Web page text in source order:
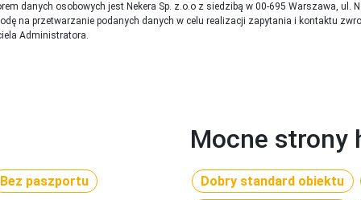
opiekę rezydenta. Dodatkowo w przypadku imprez
za wylot z lotniska lokalnego, transfer lotnisko-hotel-
opieka polskojęzycznego rezydenta - w sezonie letnim
kierunkach opieka telefoniczna lub przez czat w serwisie
może być nieuwzględniony w cenie. Cena uzależniona jest
Airlines, Air France, Austrian Airlines.Przykładowe linie
poszczególnych elementów infrastruktury
danych osobowych jest Nekera Sp. z.o.o z siedzibą w 00-695 Warszawa, ul.
na przetwarzanie podanych danych w celu realizacji zapytania i kontaktu
Administratora.
Bez paszportu
Mocne strony
Dobry standard obiektu